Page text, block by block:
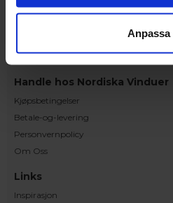
Anpassa
Bestilling og tilbud
Tilgjengelighetserklæring
Handle hos Nordiska Vinduer
Kjøpsbetingelser
Betale-og-levering
Personvernpolicy
Om Oss
Links
Inspirasjon